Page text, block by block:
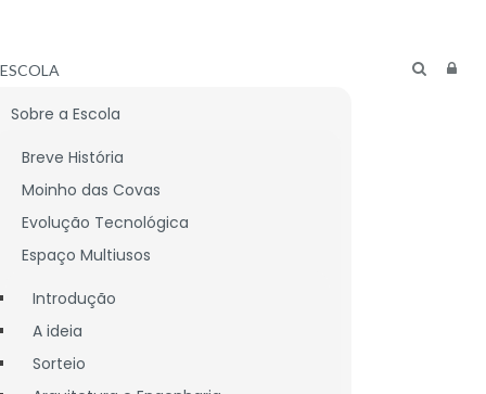
ESCOLA
Sobre a Escola
Breve História
Moinho das Covas
Evolução Tecnológica
Espaço Multiusos
Introdução
A ideia
Sorteio